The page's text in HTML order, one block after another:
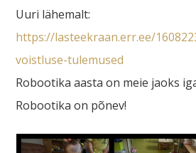
Uuri lähemalt:
https://lasteekraan.err.ee/
voistluse-tulemused
Robootika aasta on meie jaoks
Robootika on põnev!